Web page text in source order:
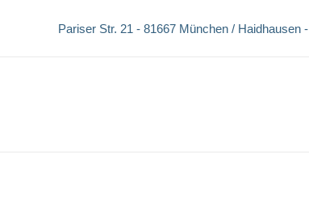
Pariser Str. 21 - 81667 München / Haidhausen -